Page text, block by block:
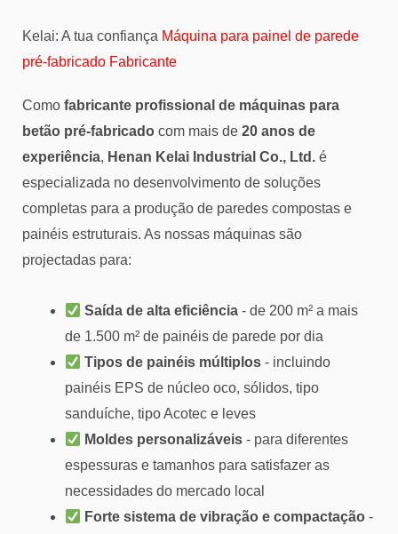
Kelai: A tua confiança Máquina para painel de parede
pré-fabricado Fabricante
Como fabricante profissional de máquinas para
betão pré-fabricado com mais de 20 anos de
experiência, Henan Kelai Industrial Co., Ltd. é
especializada no desenvolvimento de soluções
completas para a produção de paredes compostas e
painéis estruturais. As nossas máquinas são
projectadas para:
Saída de alta eficiência - de 200 m² a mais
de 1.500 m² de painéis de parede por dia
Tipos de painéis múltiplos - incluindo
painéis EPS de núcleo oco, sólidos, tipo
sanduíche, tipo Acotec e leves
Moldes personalizáveis - para diferentes
espessuras e tamanhos para satisfazer as
necessidades do mercado local
Forte sistema de vibração e compactação -